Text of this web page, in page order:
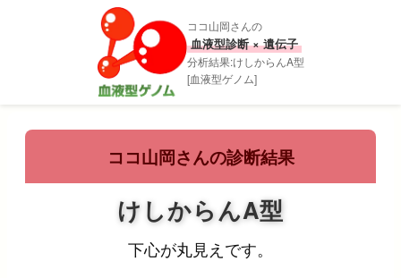
ココ山岡さんの
血液型診断 × 遺伝子
分析結果:けしからんA型
[血液型ゲノム]
ココ山岡さんの診断結果
けしからんA型
下心が丸見えです。